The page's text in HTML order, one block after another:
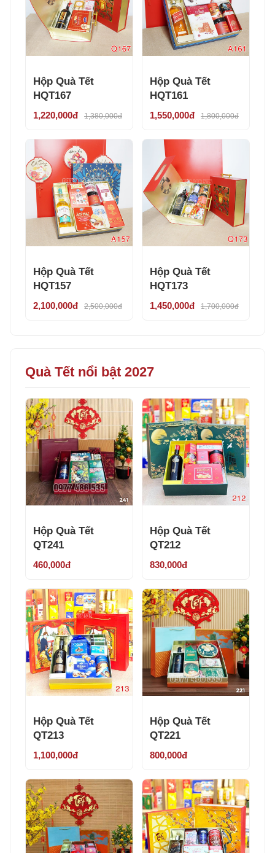
Hộp Quà Tết
HQT167
1,220,000đ 1,380,000đ
Hộp Quà Tết
HQT161
1,550,000đ 1,800,000đ
Hộp Quà Tết
HQT157
2,100,000đ 2,500,000đ
Hộp Quà Tết
HQT173
1,450,000đ 1,700,000đ
Quà Tết nổi bật 2027
Hộp Quà Tết
QT241
460,000đ
Hộp Quà Tết
QT212
830,000đ
Hộp Quà Tết
QT213
1,100,000đ
Hộp Quà Tết
QT221
800,000đ